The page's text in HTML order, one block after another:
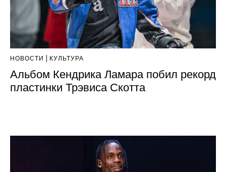
НОВОСТИ КУЛЬТУРА
Альбом Кендрика Ламара побил рекорд
пластинки Трэвиса Скотта